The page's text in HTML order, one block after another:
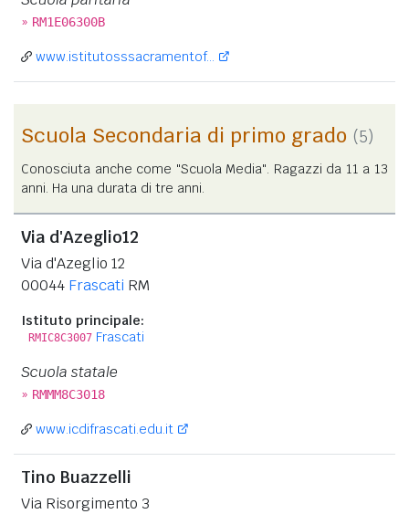
» RM1E06300B
www.istitutosssacramentof...
Scuola Secondaria di primo grado (5)
Conosciuta anche come "Scuola Media". Ragazzi da 11 a 13
anni. Ha una durata di tre anni.
Via d'Azeglio12
Via d'Azeglio 12
00044 Frascati RM
Istituto principale:
RMIC8C3007 Frascati
Scuola statale
» RMMM8C3018
www.icdifrascati.edu.it
Tino Buazzelli
Via Risorgimento 3